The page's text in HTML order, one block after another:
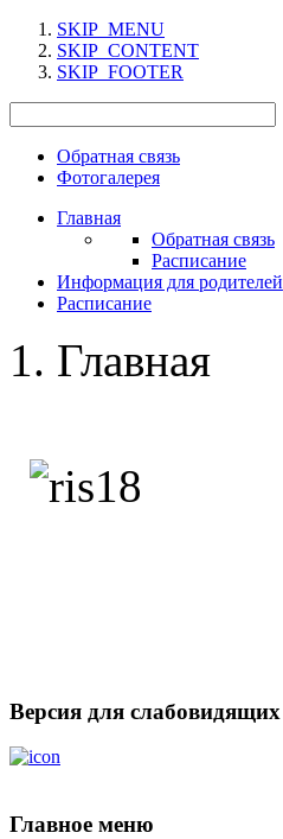
SKIP_MENU
SKIP_CONTENT
SKIP_FOOTER
Обратная связь
Фотогалерея
Главная
Обратная связь
Расписание
Информация для родителей
Расписание
Главная
Версия для слабовидящих
Главное меню